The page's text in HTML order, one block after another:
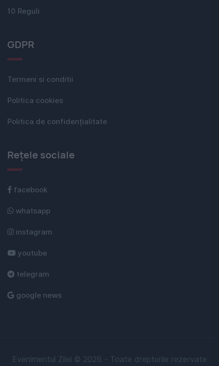
10 Reguli
GDPR
Termeni si conditii
Politica cookies
Politica de confidențialitate
Rețele sociale
facebook
whatsapp
instagram
youtube
telegram
google news
Evenimentul Zilei © 2026 - Toate drepturile rezervate